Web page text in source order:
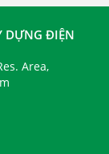
DỰNG ĐIỆN
Area,